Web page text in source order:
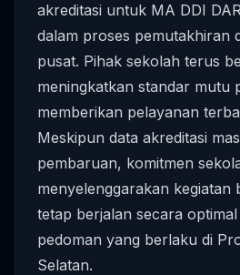
akreditasi untuk MA DDI
dalam proses pemutakhiran
pusat. Pihak sekolah terus
meningkatkan standar mutu
memberikan pelayanan
Meskipun data akreditasi
pembaruan, komitmen
menyelenggarakan kegiatan
tetap berjalan secara
pedoman yang berlaku di
Selatan.